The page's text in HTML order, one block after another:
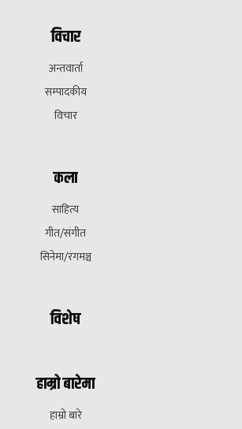
विचार
अन्तवार्ता
सम्पादकीय
विचार
कला
साहित्य
गीत/संगीत
सिनेमा/रंगमञ्च
विशेष
हाम्रो बारेमा
हाम्रो बारे